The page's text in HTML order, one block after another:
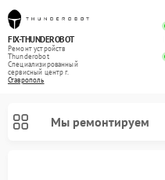
FIX-THUNDEROBOT
Ремонт устройств
Thunderobot
Специализированный
cервисный центр г.
Ставрополь
Мы ремонтируем